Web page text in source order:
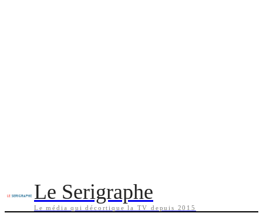
Le Serigraphe
Le média qui décortique la TV depuis 2015